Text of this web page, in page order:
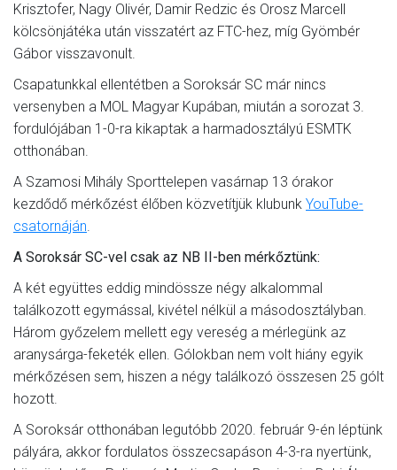
Krisztofer, Nagy Olivér, Damir Redzic és Orosz Marcell
kölcsönjátéka után visszatért az FTC-hez, míg Gyömbér
Gábor visszavonult.
Csapatunkkal ellentétben a Soroksár SC már nincs
versenyben a MOL Magyar Kupában, miután a sorozat 3.
fordulójában 1-0-ra kikaptak a harmadosztályú ESMTK
otthonában.
A Szamosi Mihály Sporttelepen vasárnap 13 órakor
kezdődő mérkőzést élőben közvetítjük klubunk YouTube-
csatornáján.
A Soroksár SC-vel csak az NB II-ben mérkőztünk:
A két együttes eddig mindössze négy alkalommal
találkozott egymással, kivétel nélkül a másodosztályban.
Három győzelem mellett egy vereség a mérlegünk az
aranysárga-feketék ellen. Gólokban nem volt hiány egyik
mérkőzésen sem, hiszen a négy találkozó összesen 25 gólt
hozott.
A Soroksár otthonában legutóbb 2020. február 9-én léptünk
pályára, akkor fordulatos összecsapáson 4-3-ra nyertünk,